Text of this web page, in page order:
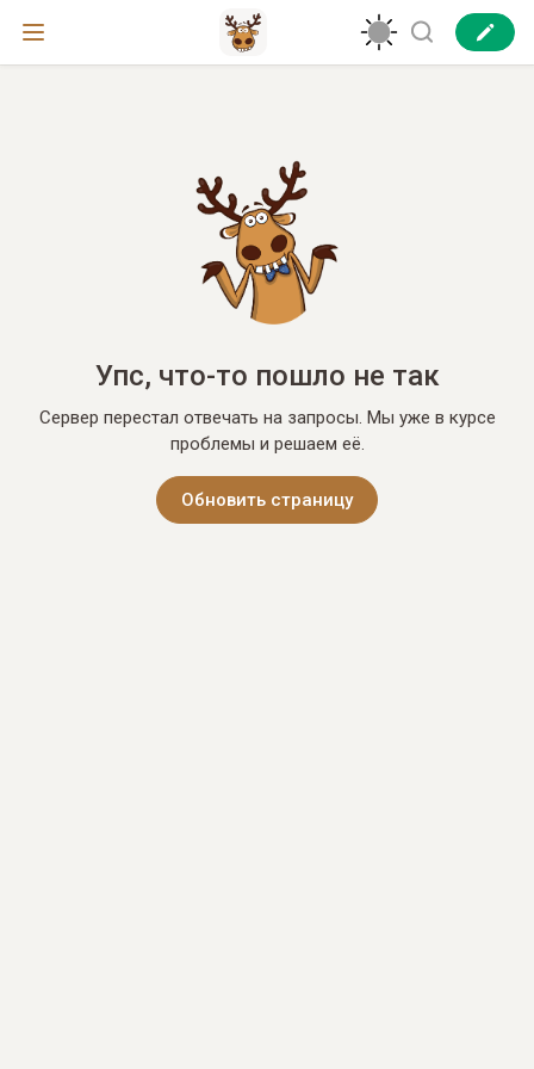
Упс, что-то пошло не так
Сервер перестал отвечать на запросы. Мы уже в курсе
проблемы и решаем её.
Обновить страницу